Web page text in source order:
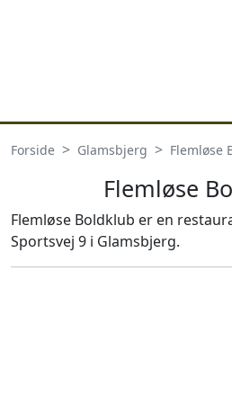
Forside Glamsbjerg Flemløse
Flemløse
Flemløse Boldklub er en
Sportsvej 9 i Glamsbjerg.